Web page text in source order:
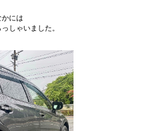
には
しゃいました。